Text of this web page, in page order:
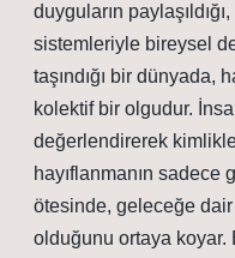
duyguların
sistemleriyle bireysel
taşındığı bir dünyada,
kolektif bir olgudur.
değerlendirerek
hayıflanmanın sadece
ötesinde, geleceğe
olduğunu ortaya koyar.